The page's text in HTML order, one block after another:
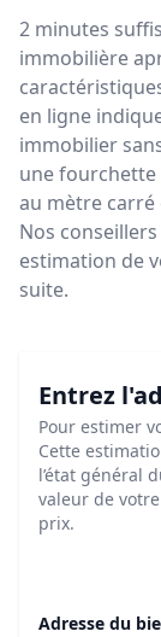
2 minutes
immobilière
en ligne
immobilier
une fourchette
au mètre carré
Nos
estimation de
suite.
Entrez
Pour estimer
Cette
l’état général
valeur de
prix.
Adresse du